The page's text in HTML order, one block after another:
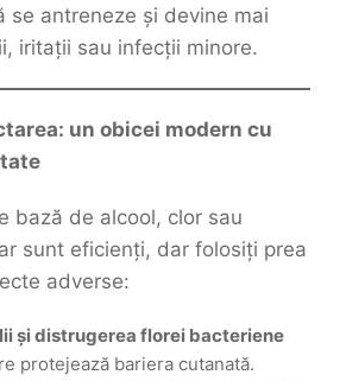
se antreneze și devine mai
iritații sau infecții minore.
un obicei modern cu
bază de alcool, clor sau
sunt eficienți, dar folosiți prea
adverse:
și distrugerea florei bacteriene
protejează bariera cutanată.